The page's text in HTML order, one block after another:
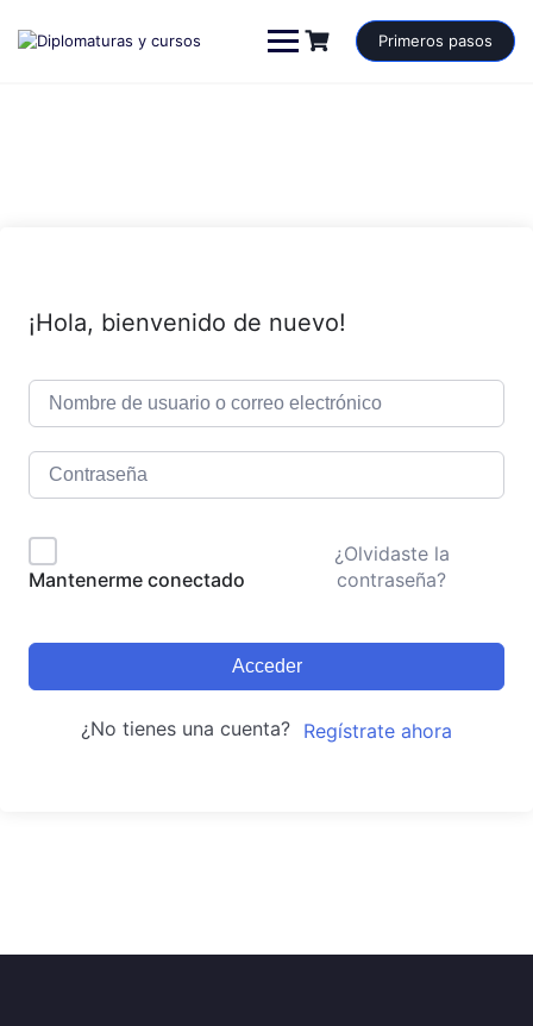
contenido
Primeros pasos
¡Hola, bienvenido de nuevo!
Mantenerme conectado
¿Olvidaste la
contraseña?
Acceder
¿No tienes una cuenta? Regístrate ahora